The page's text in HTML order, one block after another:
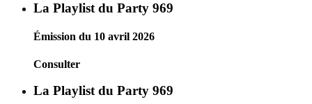
La Playlist du Party 969
Émission du 10 avril 2026
Consulter
La Playlist du Party 969